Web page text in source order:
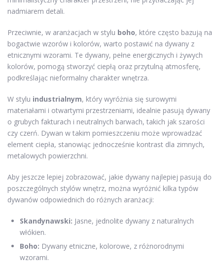
nadmiarem detali.
Przeciwnie, w aranżacjach w stylu boho, które często bazują na
bogactwie wzorów i kolorów, warto postawić na dywany z
etnicznymi wzorami. Te dywany, pełne energicznych i żywych
kolorów, pomogą stworzyć ciepłą oraz przytulną atmosferę,
podkreślając nieformalny charakter wnętrza.
W stylu industrialnym, który wyróżnia się surowymi
materiałami i otwartymi przestrzeniami, idealnie pasują dywany
o grubych fakturach i neutralnych barwach, takich jak szarości
czy czerń. Dywan w takim pomieszczeniu może wprowadzać
element ciepła, stanowiąc jednocześnie kontrast dla zimnych,
metalowych powierzchni.
Aby jeszcze lepiej zobrazować, jakie dywany najlepiej pasują do
poszczególnych stylów wnętrz, można wyróżnić kilka typów
dywanów odpowiednich do różnych aranżacji:
Skandynawski: Jasne, jednolite dywany z naturalnych
włókien.
Boho: Dywany etniczne, kolorowe, z różnorodnymi
wzorami.